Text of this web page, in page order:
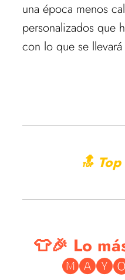
una época menos
personalizados que
con lo que se
🔝
👕🎉 Lo
🅜🅐🅨🅞